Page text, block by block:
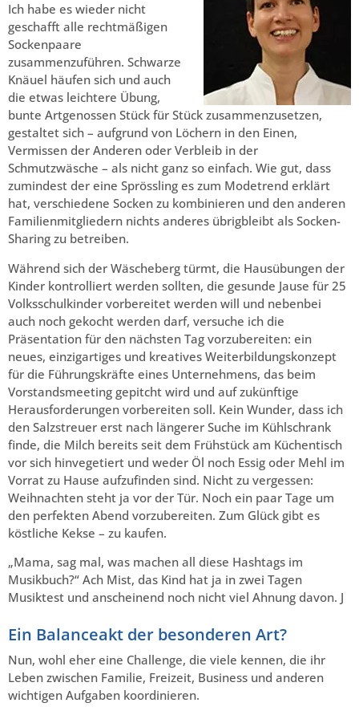
Ich habe es wieder nicht
geschafft alle rechtmäßigen
Sockenpaare
zusammenzuführen. Schwarze
Knäuel häufen sich und auch
die etwas leichtere Übung,
bunte Artgenossen Stück für Stück zusammenzusetzen,
gestaltet sich – aufgrund von Löchern in den Einen,
Vermissen der Anderen oder Verbleib in der
Schmutzwäsche – als nicht ganz so einfach. Wie gut, dass
zumindest der eine Sprössling es zum Modetrend erklärt
hat, verschiedene Socken zu kombinieren und den anderen
Familienmitgliedern nichts anderes übrigbleibt als Socken-
Sharing zu betreiben.
Während sich der Wäscheberg türmt, die Hausübungen der
Kinder kontrolliert werden sollten, die gesunde Jause für 25
Volksschulkinder vorbereitet werden will und nebenbei
auch noch gekocht werden darf, versuche ich die
Präsentation für den nächsten Tag vorzubereiten: ein
neues, einzigartiges und kreatives Weiterbildungskonzept
für die Führungskräfte eines Unternehmens, das beim
Vorstandsmeeting gepitcht wird und auf zukünftige
Herausforderungen vorbereiten soll. Kein Wunder, dass ich
den Salzstreuer erst nach längerer Suche im Kühlschrank
finde, die Milch bereits seit dem Frühstück am Küchentisch
vor sich hinvegetiert und weder Öl noch Essig oder Mehl im
Vorrat zu Hause aufzufinden sind. Nicht zu vergessen:
Weihnachten steht ja vor der Tür. Noch ein paar Tage um
den perfekten Abend vorzubereiten. Zum Glück gibt es
köstliche Kekse – zu kaufen.
„Mama, sag mal, was machen all diese Hashtags im
Musikbuch?“ Ach Mist, das Kind hat ja in zwei Tagen
Musiktest und anscheinend noch nicht viel Ahnung davon. J
Ein Balanceakt der besonderen Art?
Nun, wohl eher eine Challenge, die viele kennen, die ihr
Leben zwischen Familie, Freizeit, Business und anderen
wichtigen Aufgaben koordinieren.